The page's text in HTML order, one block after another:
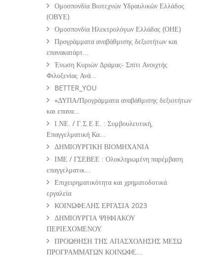
Ομοσπονδία Βιοτεχνών Υδραυλικών Ελλάδος
(ΟΒΥΕ)
Ομοσπονδία Ηλεκτρολόγων Ελλάδας (ΟΗΕ)
Προγράμματα αναβάθμισης δεξιοτήτων και
επανακατάρτ...
Ένωση Κυριών Δράμας- Σπίτι Ανοιχτής
Φιλοξενίας Ανά...
BETTER_YOU
«ΔΥΠΑ/Προγράμματα αναβάθμισης δεξιοτήτων
και επανα...
Ι.ΝΕ. / Γ.Σ.Ε.Ε. : Συμβουλευτική,
Επαγγελματική Κα...
ΔΗΜΙΟΥΡΓΙΚΗ ΒΙΟΜΗΧΑΝΙΑ
ΙΜΕ / ΓΣΕΒΕΕ : Ολοκληρωμένη παρέμβαση
επαγγελματικ...
Επιχειρηματικότητα και χρηματοδοτικά
εργαλεία
ΚΟΙΝΩΦΕΛΗΣ ΕΡΓΑΣΙΑ 2023
ΔΗΜΙΟΥΡΓΙΑ ΨΗΦΙΑΚΟΥ
ΠΕΡΙΕΧΟΜΕΝΟΥ
ΠΡΟΩΘΗΣΗ ΤΗΣ ΑΠΑΣΧΟΛΗΣΗΣ ΜΕΣΩ
ΠΡΟΓΡΑΜΜΑΤΩΝ ΚΟΙΝΩΦΕ...